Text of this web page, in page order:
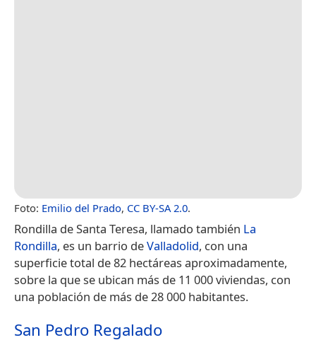
Foto: Emilio del Prado, CC BY-SA 2.0.
Rondilla de Santa Teresa, llamado también La
Rondilla, es un barrio deValladolid, con una
superficie total de 82 hectáreas aproximadamente,
sobre la que se ubican más de 11 000 viviendas, con
una población de más de 28 000 habitantes.
San Pedro Regalado